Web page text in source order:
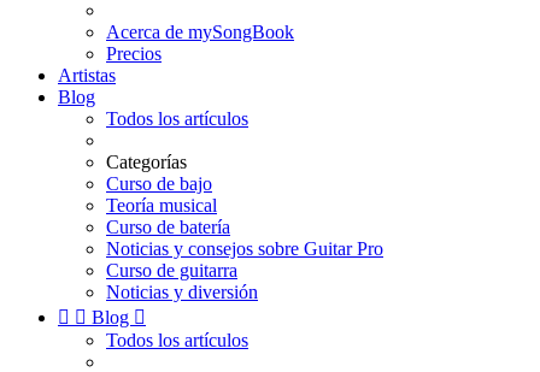
Acerca de mySongBook
Precios
Artistas
Blog
Todos los artículos
Categorías
Curso de bajo
Teoría musical
Curso de batería
Noticias y consejos sobre Guitar Pro
Curso de guitarra
Noticias y diversión
  Blog 
Todos los artículos